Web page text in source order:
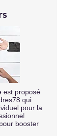
est proposé
qui
pour la
booster